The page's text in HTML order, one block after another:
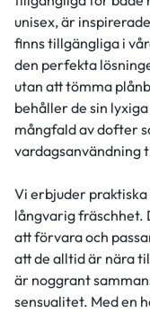
unisex, är
finns tillgängliga i
den perfekta
utan att tömma
behåller de sin
mångfald av dofter
vardagsanvändning
Vi erbjuder
långvarig fräschhet.
att förvara och
att de alltid är nära
är noggrant
sensualitet. Med en